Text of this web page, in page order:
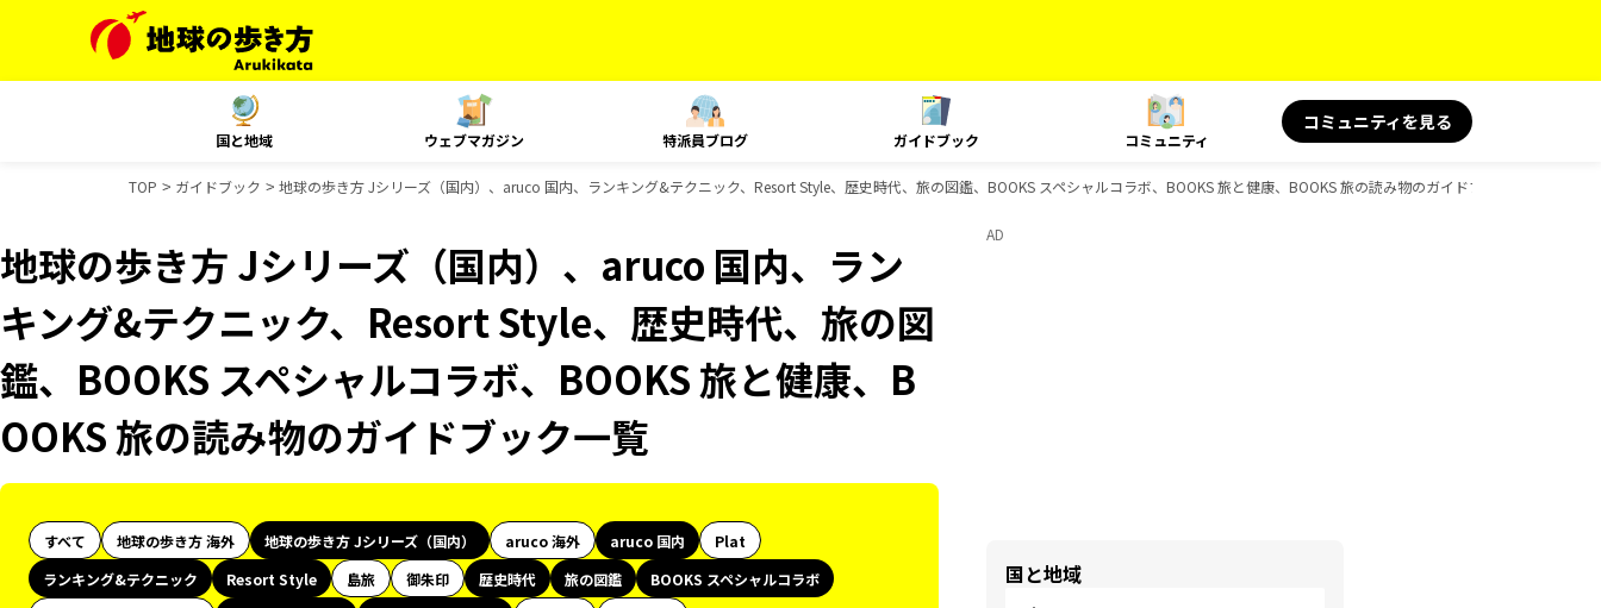
国と地域 ウェブマガジン 特派員ブログ ガイドブック コミュニティ
コミュニティを見る
TOP ガイドブック 地球の歩き方 Jシリーズ（国内）、aruco 国内、ランキング&テクニック、Resort Style、歴史時代、旅の図鑑、BOOKS スペシャルコラボ、BOOKS 旅と健康、BOOKS 旅の読み物のガイドブック一覧
地球の歩き方 Jシリーズ（国内）、aruco 国内、ラン
キング&テクニック、Resort Style、歴史時代、旅の図
鑑、BOOKS スペシャルコラボ、BOOKS 旅と健康、B
OOKS 旅の読み物のガイドブック一覧
すべて 地球の歩き方 海外 地球の歩き方 Jシリーズ（国内） aruco 海外 aruco 国内
Plat
ランキング&テクニック
Resort Style 島旅 御朱印 歴史時代 旅の図鑑
BOOKS スペシャルコラボ
AD
国と地域